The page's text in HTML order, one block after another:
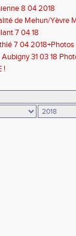
8 04 2018
de Mehun/Yèvre
7 04 18
7 04 2018+Photos
31 03 18
!